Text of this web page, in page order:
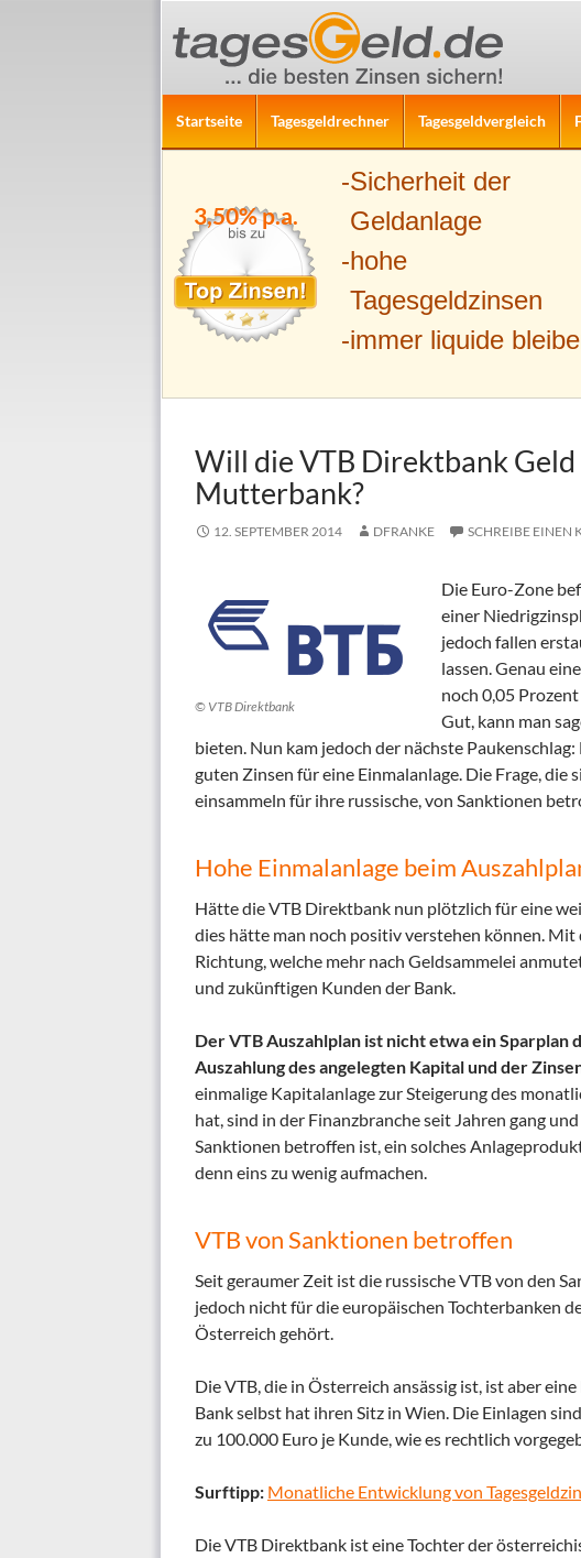
Startseite Tagesgeldrechner Tagesgeldvergleich
3,50% p.a.
Sicherheit der
Geldanlage
hohe
Tagesgeldzinsen
immer liquide
Will die VTB Direktbank
Mutterbank?
12. SEPTEMBER 2014 DFRANKE SCHREIBE EINEN
© VTB Direktbank
Die Euro-Zone
einer
jedoch fallen
lassen. Genau
noch 0,05
Gut, kann man
bieten. Nun kam jedoch der nächste
guten Zinsen für eine Einmalanlage. Die Frage,
einsammeln für ihre russische, von Sanktionen
Hohe Einmalanlage beim
Hätte die VTB Direktbank nun plötzlich für eine
dies hätte man noch positiv verstehen können.
Richtung, welche mehr nach Geldsammelei
und zukünftigen Kunden der Bank.
Der VTB Auszahlplan ist nicht etwa ein Sparplan
Auszahlung des angelegten Kapital und der
einmalige Kapitalanlage zur Steigerung des
hat, sind in der Finanzbranche seit Jahren gang
Sanktionen betroffen ist, ein solches
denn eins zu wenig aufmachen.
VTB von Sanktionen betroffen
Seit geraumer Zeit ist die russische VTB von den
jedoch nicht für die europäischen Tochterbanken
Österreich gehört.
Die VTB, die in Österreich ansässig ist, ist aber
Bank selbst hat ihren Sitz in Wien. Die Einlagen
zu 100.000 Euro je Kunde, wie es rechtlich
Surftipp: Monatliche Entwicklung von
Die VTB Direktbank ist eine Tochter der